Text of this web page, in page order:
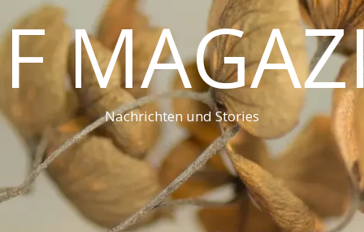
Nachrichten und Stories